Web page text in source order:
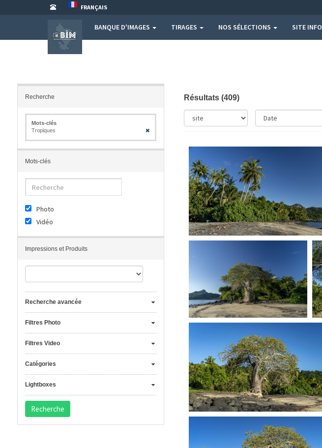
FRANÇAIS
BANQUE D'IMAGES TIRAGES NOS SÉLECTIONS SITE INFO
Recherche
Mots-clés
Tropiques
Mots-clés
Photo
Vidéo
Impressions et Produits
Recherche avancée
Filtres Photo
Filtres Video
Catégories
Lightboxes
Résultats(409)